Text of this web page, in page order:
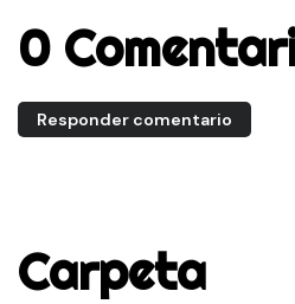
0
Responder comentario
Carpeta